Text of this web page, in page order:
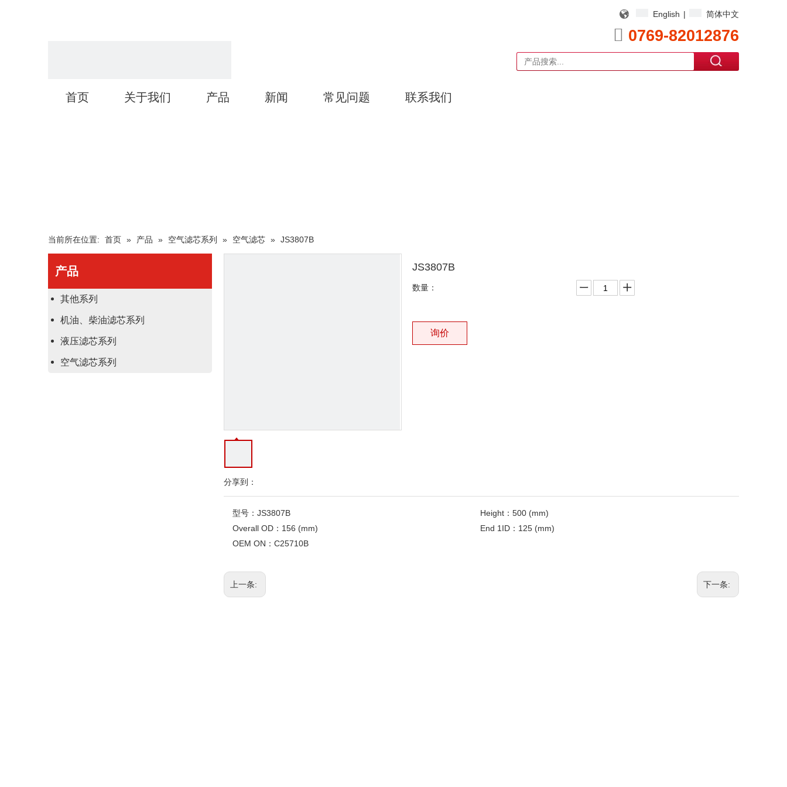
English | 简体中文
 0769-82012876
首页 关于我们 产品 新闻 常见问题 联系我们
当前所在位置: 首页 » 产品 » 空气滤芯系列 » 空气滤芯 » JS3807B
产品
其他系列
机油、柴油滤芯系列
液压滤芯系列
空气滤芯系列
分享到：
JS3807B
数量：
询价
型号： JS3807B Height：500 (mm)
Overall OD： 156 (mm) End 1ID： 125 (mm)
OEM ON： C25710B
上一条: 下一条: